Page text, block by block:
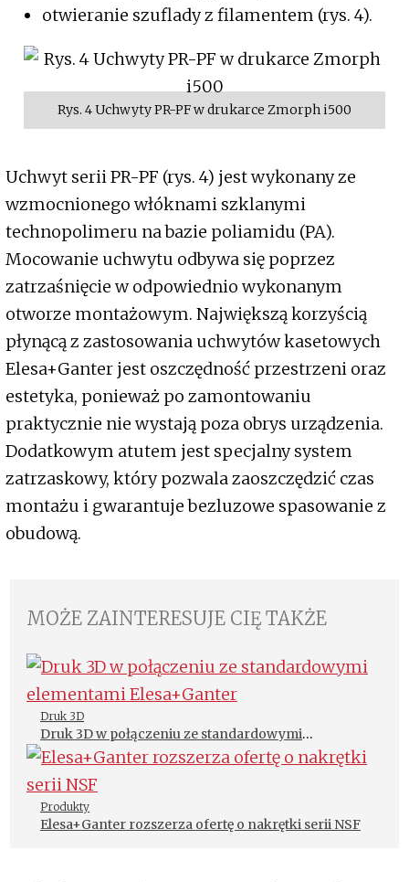
otwieranie szuflady z filamentem (rys. 4).
Rys. 4 Uchwyty PR-PF w drukarce Zmorph i500
Uchwyt serii PR-PF (rys. 4) jest wykonany ze
wzmocnionego włóknami szklanymi
technopolimeru na bazie poliamidu (PA).
Mocowanie uchwytu odbywa się poprzez
zatrzaśnięcie w odpowiednio wykonanym
otworze montażowym. Największą korzyścią
płynącą z zastosowania uchwytów kasetowych
Elesa+Ganter jest oszczędność przestrzeni oraz
estetyka, ponieważ po zamontowaniu
praktycznie nie wystają poza obrys urządzenia.
Dodatkowym atutem jest specjalny system
zatrzaskowy, który pozwala zaoszczędzić czas
montażu i gwarantuje bezluzowe spasowanie z
obudową.
MOŻE ZAINTERESUJE CIĘ TAKŻE
Druk 3D
Druk 3D w połączeniu ze standardowymi
elementami Elesa+Ganter
Produkty
Elesa+Ganter rozszerza ofertę o nakrętki serii NSF